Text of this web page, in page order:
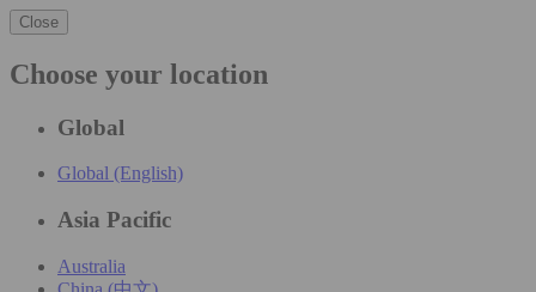
Close
Choose your location
Global
Global (English)
Asia Pacific
Australia